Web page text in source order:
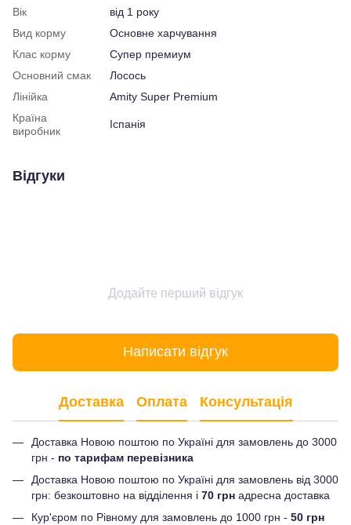
Вік
від 1 року
Вид корму
Основне харчування
Клас корму
Супер премиум
Основний смак
Лосось
Лінійка
Amity Super Premium
Країна
виробник
Іспанія
Відгуки
Додайте перший відгук
Написати відгук
Доставка Оплата Консультація
Доставка Новою поштою по Україні для замовлень до 3000
грн - по тарифам перевізника
Доставка Новою поштою по Україні для замовлень від 3000
грн: безкоштовно на відділення і 70 грн адресна доставка
Кур'єром по Рівному для замовлень до 1000 грн - 50 грн